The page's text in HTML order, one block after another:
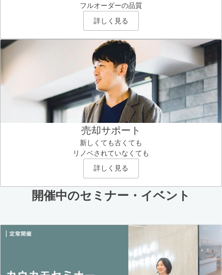
フルオーダーの品質
詳しく見る
売却サポート
新しくても古くても
リノベされていなくても
詳しく見る
開催中のセミナー・イベント